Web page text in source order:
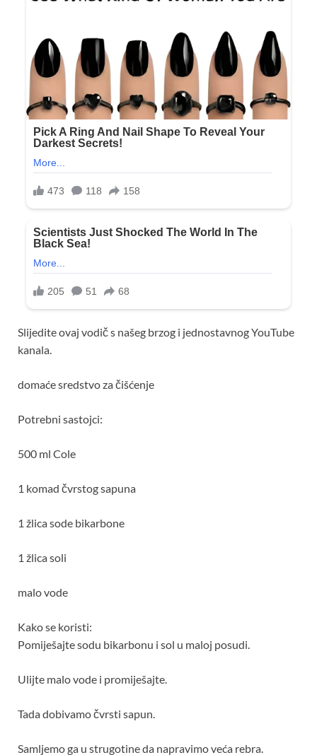
Slijedite ovaj vodič s našeg brzog i jednostavnog YouTube
kanala.
domaće sredstvo za čišćenje
Potrebni sastojci:
500 ml Cole
1 komad čvrstog sapuna
1 žlica sode bikarbone
1 žlica soli
malo vode
Kako se koristi:
Pomiješajte sodu bikarbonu i sol u maloj posudi.
Ulijte malo vode i promiješajte.
Tada dobivamo čvrsti sapun.
Samljemo ga u strugotine da napravimo veća rebra.